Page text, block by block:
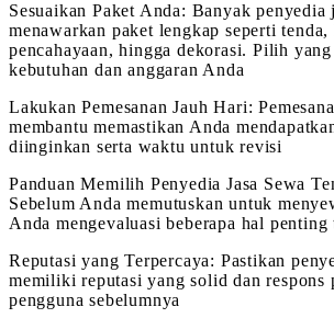
Sesuaikan Paket Anda: Banyak penyedia
menawarkan paket lengkap seperti
pencahayaan, hingga dekorasi. Pilih yang
kebutuhan dan anggaran Anda
Lakukan Pemesanan Jauh Hari:
membantu memastikan Anda
diinginkan serta waktu untuk revisi
Panduan Memilih Penyedia Jasa Sewa
Sebelum Anda memutuskan untuk
Anda mengevaluasi beberapa hal
Reputasi yang Terpercaya: Pastikan
memiliki reputasi yang solid dan respons
pengguna sebelumnya